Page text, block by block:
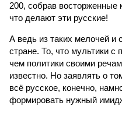
200, собрав восторженные
что делают эти русские!
А ведь из таких мелочей и
стране. То, что мультики
чем политики своими
известно. Но заявлять о
всё русское, конечно,
формировать нужный